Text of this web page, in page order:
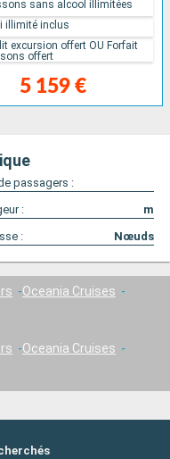
5 159 €
sans alcool illimitées
illimité inclus
excursion offert OU Forfait
offert
passagers :
:
m
: Nœuds
Oceania Cruises
Oceania Cruises